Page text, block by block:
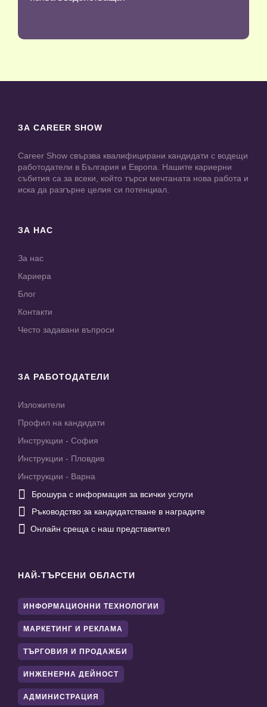
ЗА CAREER SHOW
Career Show свързва квалифицирани кандидати с водещи
работодатели в България и Европа. Нашите кариерни
събития са за всеки, който търси мечтаната нова работа и
иска да разгърне целия си потенциал.
ЗА НАС
За нас
Кариера
Блог
Контакти
Често задавани въпроси
ЗА РАБОТОДАТЕЛИ
Изложители
Профил на кандидати
Инструкции - София
Инструкции - Пловдив
Инструкции - Варна
 Брошура с информация за всички услуги
 Ръководство за кандидатстване в наградите
 Онлайн среща с наш представител
НАЙ-ТЪРСЕНИ ОБЛАСТИ
ИНФОРМАЦИОННИ ТЕХНОЛОГИИ
МАРКЕТИНГ И РЕКЛАМА
ТЪРГОВИЯ И ПРОДАЖБИ
ИНЖЕНЕРНА ДЕЙНОСТ
АДМИНИСТРАЦИЯ